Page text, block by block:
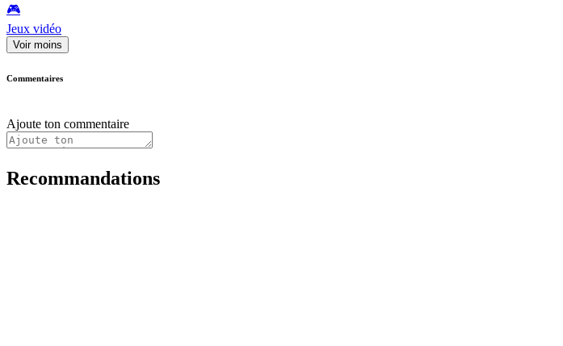
🎮️
Jeux vidéo
Voir moins
Commentaires
Ajoute ton commentaire
Recommandations